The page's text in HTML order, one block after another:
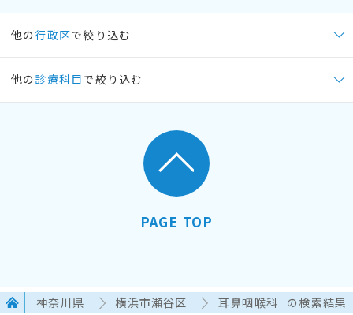
他の行政区で絞り込む
他の 診療科目で絞り込む
PAGE TOP
神奈川県 横浜市瀬谷区 耳鼻咽喉科 の検索結果